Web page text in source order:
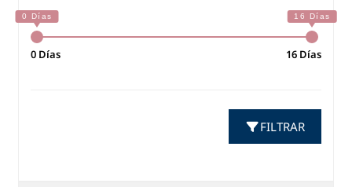
0 Días 16 Días
FILTRAR